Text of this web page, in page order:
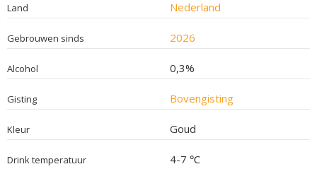
Land Nederland
Gebrouwen sinds 2026
Alcohol 0,3%
Gisting Bovengisting
Kleur Goud
Drink temperatuur 4-7 ℃